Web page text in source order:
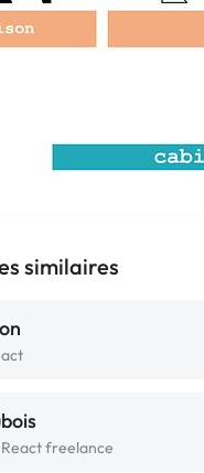
similaires
freelance